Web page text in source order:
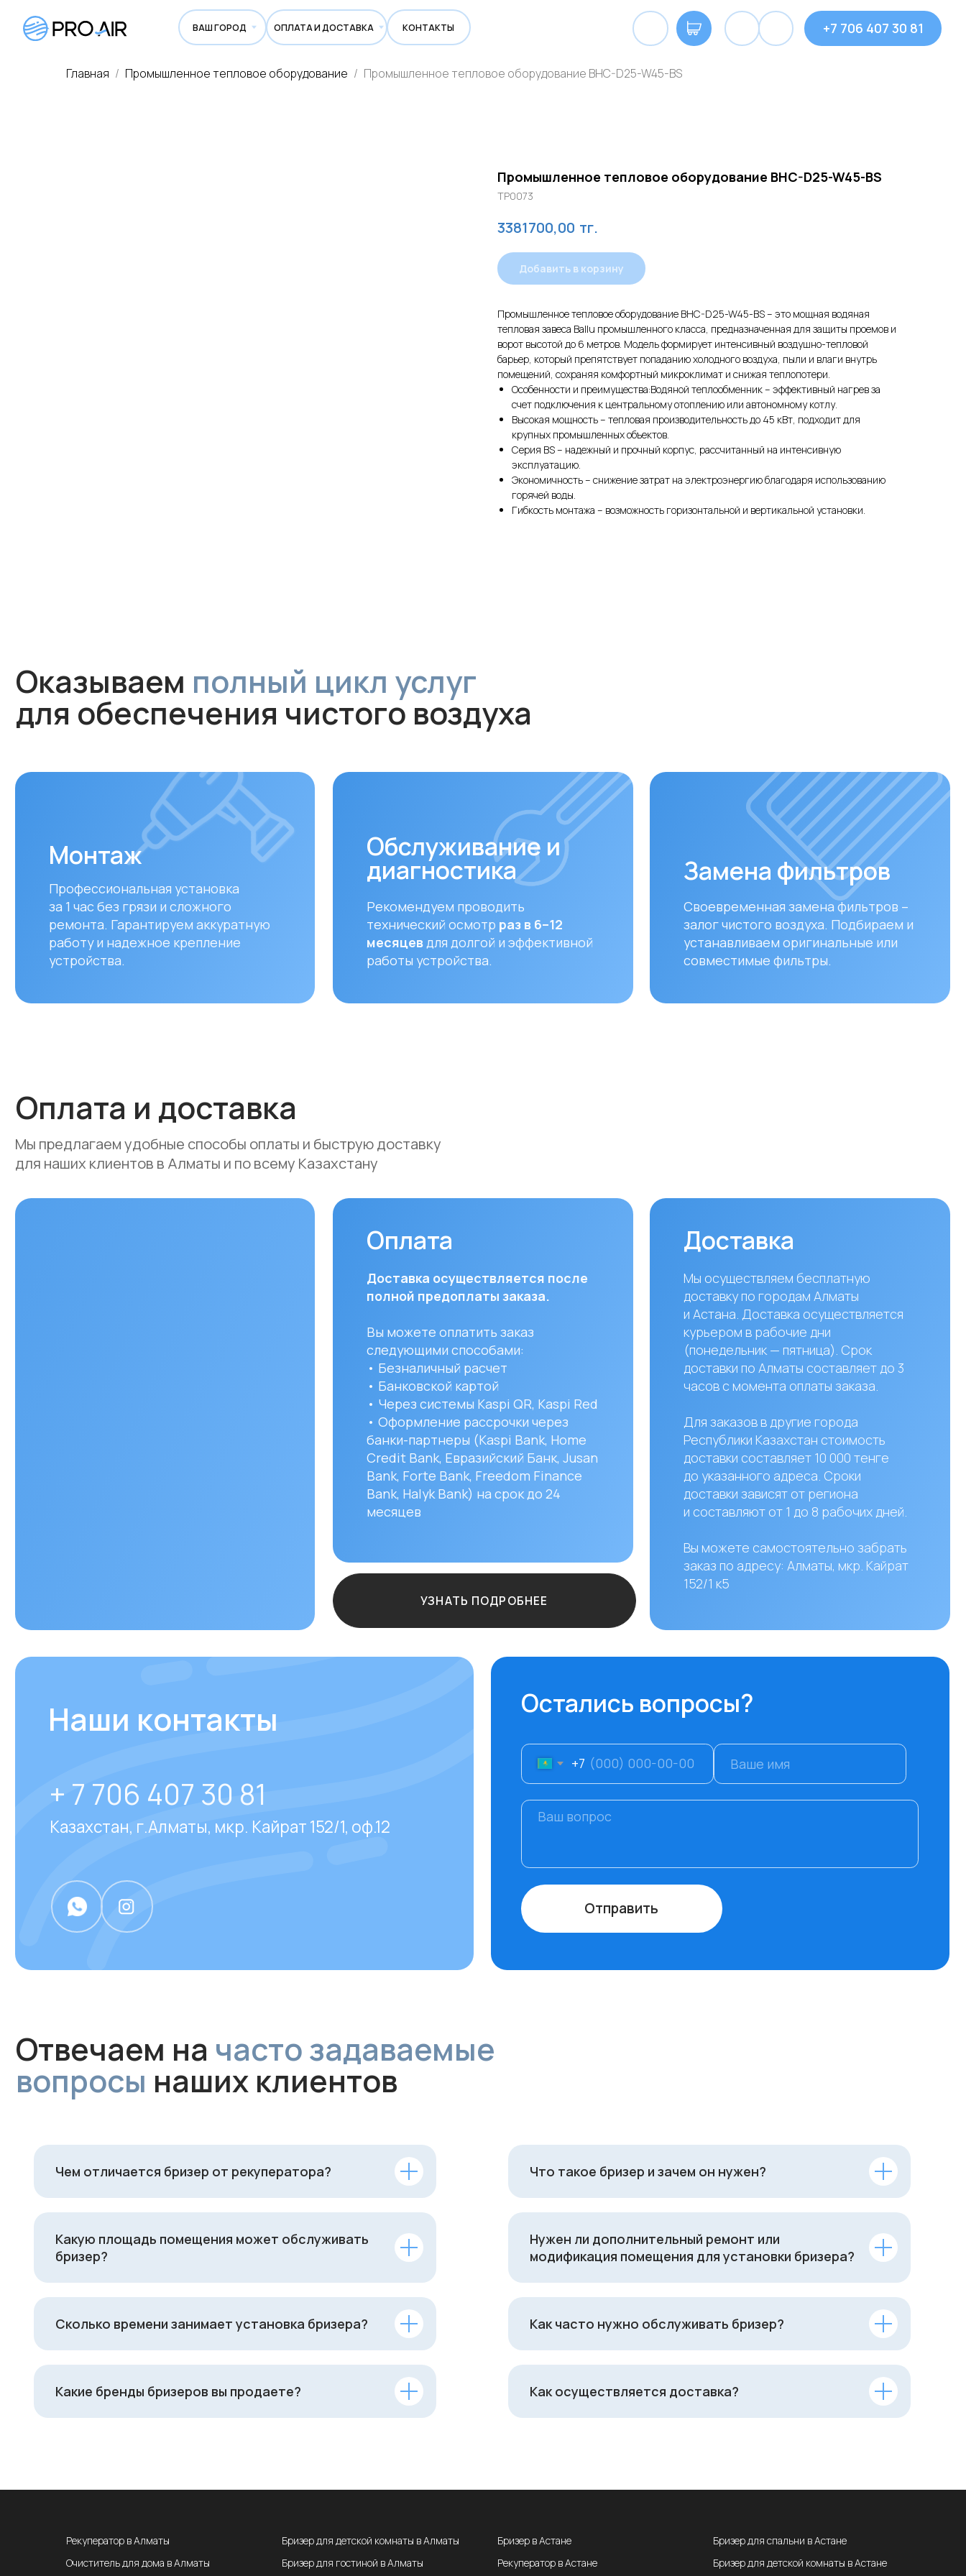
+7 706 407 30 81
КОНТАКТЫ
ОПЛАТА И ДОСТАВКА
ВАШ ГОРОД
Главная Промышленное тепловое оборудование Промышленное тепловое оборудование BHC-D25-W45-BS
Промышленное тепловое оборудование BHC-D25-W45-BS
TP0073
3381700,00 тг.
Добавить в корзину
Промышленное тепловое оборудование BHC-D25-W45-BS – это мощная водяная
тепловая завеса Ballu промышленного класса, предназначенная для защиты проемов и
ворот высотой до 6 метров. Модель формирует интенсивный воздушно-тепловой
барьер, который препятствует попаданию холодного воздуха, пыли и влаги внутрь
помещений, сохраняя комфортный микроклимат и снижая теплопотери.
Особенности и преимущества:Водяной теплообменник – эффективный нагрев за
счет подключения к центральному отоплению или автономному котлу.
Высокая мощность – тепловая производительность до 45 кВт, подходит для
крупных промышленных объектов.
Серия BS – надежный и прочный корпус, рассчитанный на интенсивную
эксплуатацию.
Экономичность – снижение затрат на электроэнергию благодаря использованию
горячей воды.
Гибкость монтажа – возможность горизонтальной и вертикальной установки.
диагностика
раз в 6–12
месяцевдля долгой и эффективной
работы устройства.
Своевременная замена фильтров –
залог чистого воздуха. Подбираем и
устанавливаем оригинальные или
совместимые фильтры.
Замена фильтров
Профессиональная установка
за 1 час без грязи и сложного
ремонта. Гарантируем аккуратную
работу и надежное крепление
устройства.
Оплата и доставка
Доставка осуществляется после
полной предоплаты заказа.
следующими способами:
• Банковской картой
• Через системы Kaspi QR, Kaspi Red
банки-партнеры (Kaspi Bank, Home
Credit Bank, Евразийский Банк, Jusan
Bank, Halyk Bank) на срок до 24
месяцев
(понедельник — пятница). Срок
часов с момента оплаты заказа.
Республики Казахстан стоимость
доставки составляет 10 000 тенге
до указанного адреса. Сроки
доставки зависят от региона
и составляют от 1 до 8 рабочих дней.
Вы можете самостоятельно забрать
УЗНАТЬ ПОДРОБНЕЕ
+7
Отправить
Казахстан, г.Алматы, мкр. Кайрат 152/1, оф.12
Отвечаем начасто задаваемые
Чем отличается бризер от рекуператора? Что такое бризер и зачем он нужен?
Какую площадь помещения может обслуживать
бризер?
Нужен ли дополнительный ремонт или
модификация помещения для установки бризера?
Сколько времени занимает установка бризера? Как часто нужно обслуживать бризер?
Какие бренды бризеров вы продаете? Как осуществляется доставка?
Рекуператор в Алматы
Очиститель для дома в Алматы
Бризер для детской комнаты в Алматы
Бризер для гостиной в Алматы
Бризер в Астане
Рекуператор в Астане
Бризер для спальни в Астане
Бризер для детской комнаты в Астане